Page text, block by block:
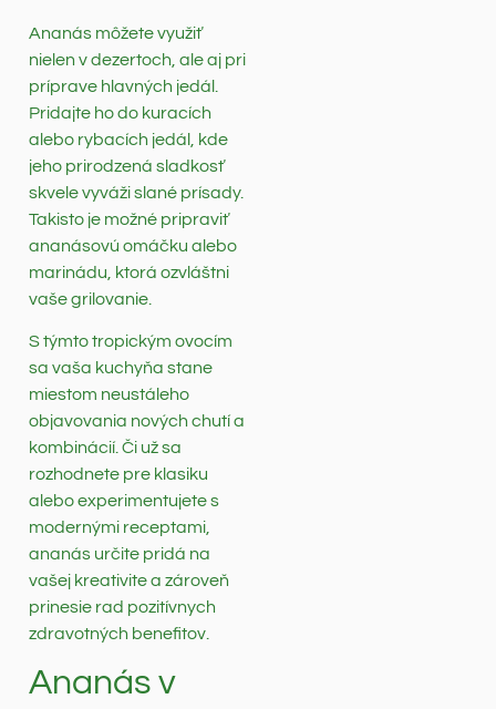
Ananás môžete využiť
nielen v dezertoch, ale aj pri
príprave hlavných jedál.
Pridajte ho do kuracích
alebo rybacích jedál, kde
jeho prirodzená sladkosť
skvele vyváži slané prísady.
Takisto je možné pripraviť
ananásovú omáčku alebo
marinádu, ktorá ozvláštni
vaše grilovanie.
S týmto tropickým ovocím
sa vaša kuchyňa stane
miestom neustáleho
objavovania nových chutí a
kombinácií. Či už sa
rozhodnete pre klasiku
alebo experimentujete s
modernými receptami,
ananás určite pridá na
vašej kreativite a zároveň
prinesie rad pozitívnych
zdravotných benefitov.
Ananás v